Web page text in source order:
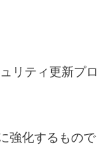
リティ更新プロ
強化するもので